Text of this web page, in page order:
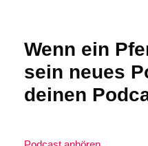
Wenn ein
sein neues
deinen